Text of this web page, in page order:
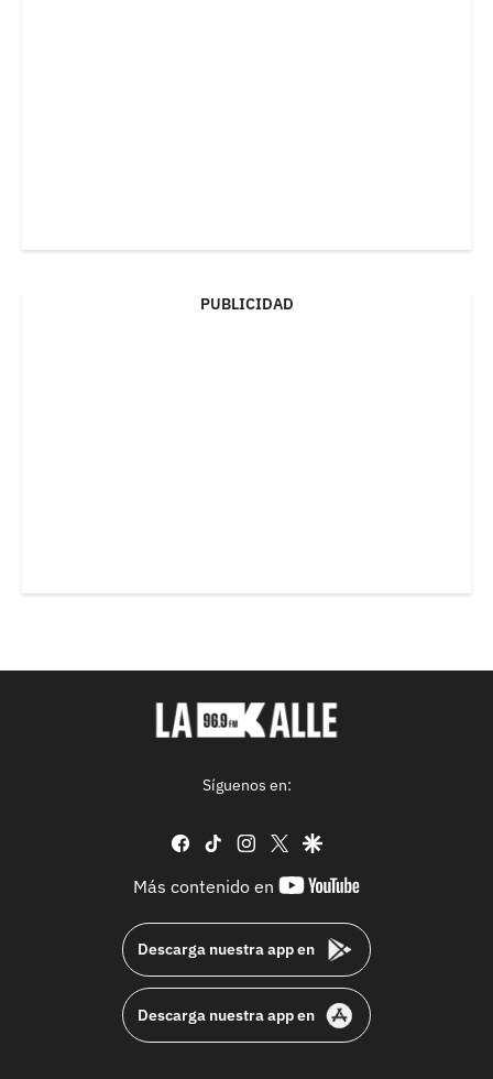
PUBLICIDAD
Síguenos en:
facebook
tiktok instagram
twittergoogle
Más contenido en
youtube-
Descarga nuestra app en
Descarga nuestra app en